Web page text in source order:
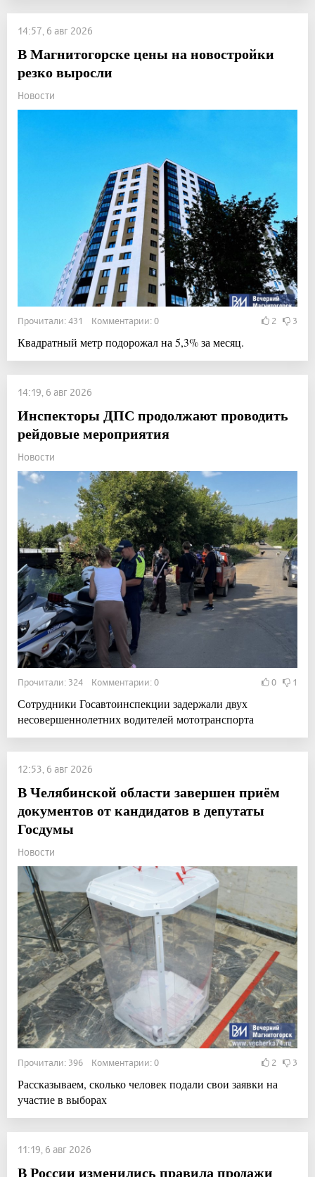
14:57, 6 авг 2026
В Магнитогорске цены на новостройки
резко выросли
Новости
Прочитали: 431 Комментарии: 0 2 3
Квадратный метр подорожал на 5,3% за месяц.
14:19, 6 авг 2026
Инспекторы ДПС продолжают проводить
рейдовые мероприятия
Новости
Прочитали: 324 Комментарии: 0 0 1
Сотрудники Госавтоинспекции задержали двух
несовершеннолетних водителей мототранспорта
12:53, 6 авг 2026
В Челябинской области завершен приём
документов от кандидатов в депутаты
Госдумы
Новости
Прочитали: 396 Комментарии: 0 2 3
Рассказываем, сколько человек подали свои заявки на
участие в выборах
11:19, 6 авг 2026
В России изменились правила продажи